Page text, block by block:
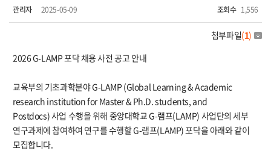
관리자 2025-05-09 조회수 1,556
첨부파일(1)
2026 G-LAMP포닥 채용 사전 공고 안내
교육부의 기초과학분야G-LAMP (Global Learning & Academic
research institution for Master & Ph.D. students, and
Postdocs)사업 수행을 위해 중앙대학교G-램프(LAMP) 사업단의 세부
연구과제에 참여하여 연구를 수행할G-램프(LAMP)포닥을 아래와 같이
모집합니다.